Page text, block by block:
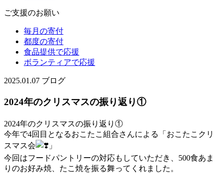
ご支援のお願い
毎月の寄付
都度の寄付
食品提供で応援
ボランティアで応援
2025.01.07 ブログ
2024年のクリスマスの振り返り①
2024年のクリスマスの振り返り①
今年で4回目となるおこたこ組合さんによる「おこたこクリ
スマス会
」
今回はフードパントリーの対応もしていただき、500食あま
りのお好み焼、たこ焼を振る舞ってくれました。